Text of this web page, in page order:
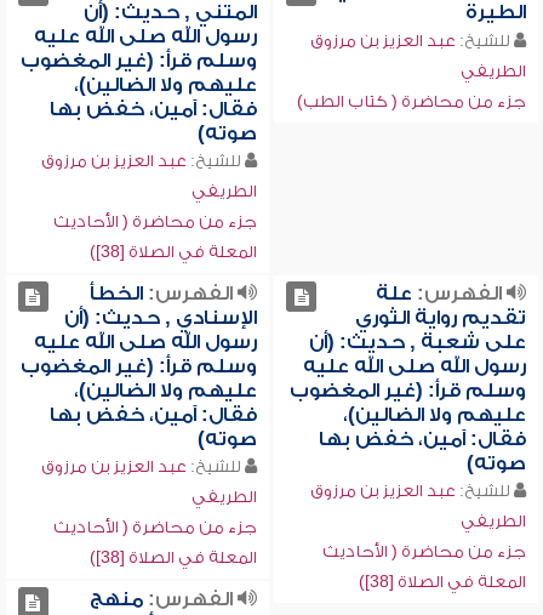
الطيرة
للشيخ: عبد العزيز بن مرزوق
الطريفي
جزء من محاضرة ( كتاب الطب)
المتني , حديث: (أن
رسول الله صلى الله عليه
وسلم قرأ: (غير المغضوب
عليهم ولا الضالين)،
فقال: آمين، خفض بها
صوته)
للشيخ: عبد العزيز بن مرزوق
الطريفي
جزء من محاضرة ( الأحاديث
المعلة في الصلاة [38])
الفهرس: علة
تقديم رواية الثوري
على شعبة , حديث: (أن
رسول الله صلى الله عليه
وسلم قرأ: (غير المغضوب
عليهم ولا الضالين)،
فقال: آمين، خفض بها
صوته)
للشيخ: عبد العزيز بن مرزوق
الطريفي
جزء من محاضرة ( الأحاديث
المعلة في الصلاة [38])
الفهرس:الخطأ
الإسنادي , حديث: (أن
رسول الله صلى الله عليه
وسلم قرأ: (غير المغضوب
عليهم ولا الضالين)،
فقال: آمين، خفض بها
صوته)
للشيخ: عبد العزيز بن مرزوق
الطريفي
جزء من محاضرة ( الأحاديث
المعلة في الصلاة [38])
الفهرس:منهج